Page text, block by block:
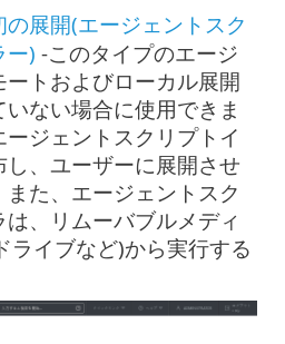
展開(エージェントスク
ー) -このタイプのエージ
ートおよびローカル展開
ない場合に使用できま
ジェントスクリプトイ
、ユーザーに展開させ
た、エージェントスク
、リムーバブルメディ
ライブなど)から実行する